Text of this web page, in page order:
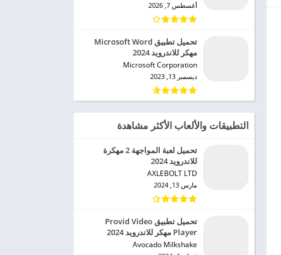
أغسطس 7, 2026
تحميل تطبيق Microsoft Word
مهكر للاندرويد 2024
Microsoft Corporation‏
ديسمبر 13, 2023
التطبيقات والألعاب الأكثر مشاهدة
تحميل لعبة المواجهة 2 مهكرة
للاندرويد 2024
AXLEBOLT LTD‏
مارس 13, 2024
تحميل تطبيق Provid Video
Player مهكر للاندرويد 2024
Avocado Milkshake‏